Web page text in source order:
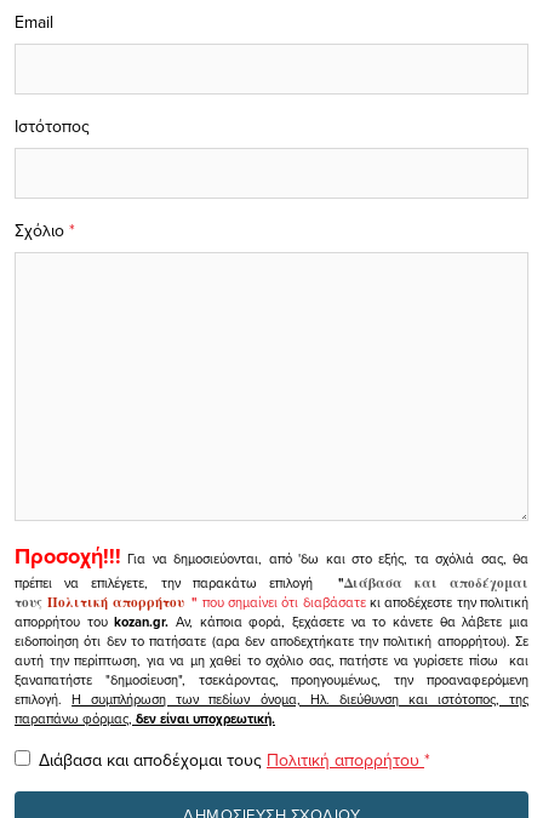
Σχόλιο *
Email
Ιστότοπος
Προσοχή!!! Για να δημοσιεύονται, από 'δω και στο εξής, τα σχόλιά σας, θα
πρέπει να επιλέγετε, την παρακάτω επιλογή
"Διάβασα και αποδέχομαι
τουςΠολιτική απορρήτου" που σημαίνει ότι διαβάσατεκι αποδέχεστε την πολιτική
απορρήτου τουkozan.gr. Αν, κάποια φορά, ξεχάσετε να το κάνετε θα λάβετε μια
ειδοποίηση ότι δεν το πατήσατε (αρα δεν αποδεχτήκατε την πολιτική απορρήτου). Σε
αυτή την περίπτωση, για να μη χαθεί το σχόλιο σας, πατήστε να γυρίσετε πίσω και
ξαναπατήστε "δημοσίευση", τσεκάροντας, προηγουμένως, την προαναφερόμενη
επιλογή.Η συμπλήρωση των πεδίων όνομα, Ηλ. διεύθυνση και ιστότοπος, της
παραπάνω φόρμας, δεν είναι υποχρεωτική.
Διάβασα και αποδέχομαι τους Πολιτική απορρήτου *